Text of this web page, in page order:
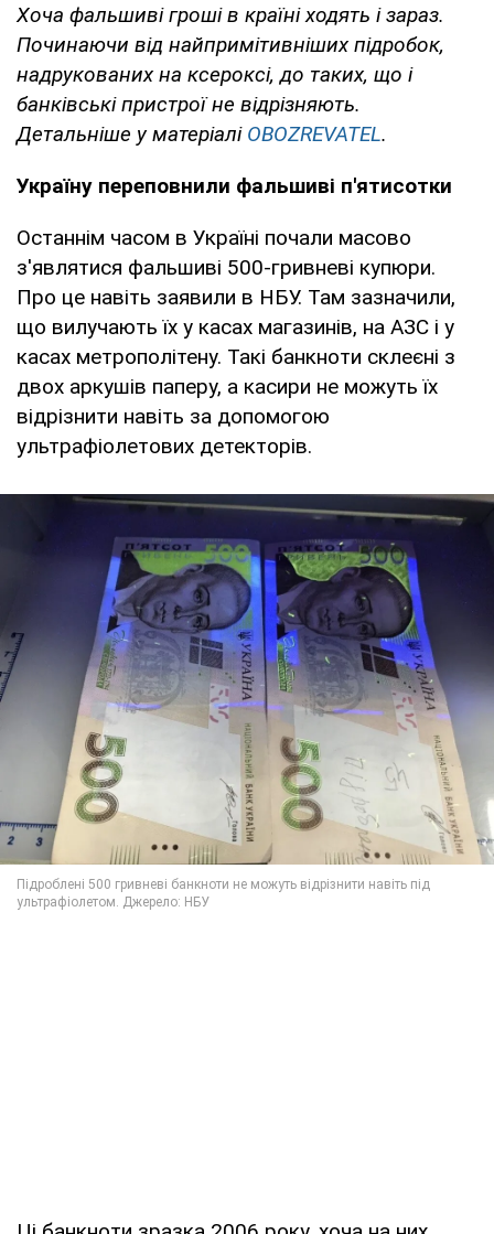
Хоча фальшиві гроші в країні ходять і зараз.
Починаючи від найпримітивніших підробок,
надрукованих на ксероксі, до таких, що і
банківські пристрої не відрізняють.
Детальніше у матеріалі OBOZREVATEL.
Україну переповнили фальшиві п'ятисотки
Останнім часом в Україні почали масово
з'являтися фальшиві 500-гривневі купюри.
Про це навіть заявили в НБУ. Там зазначили,
що вилучають їх у касах магазинів, на АЗС і у
касах метрополітену. Такі банкноти склеєні з
двох аркушів паперу, а касири не можуть їх
відрізнити навіть за допомогою
ультрафіолетових детекторів.